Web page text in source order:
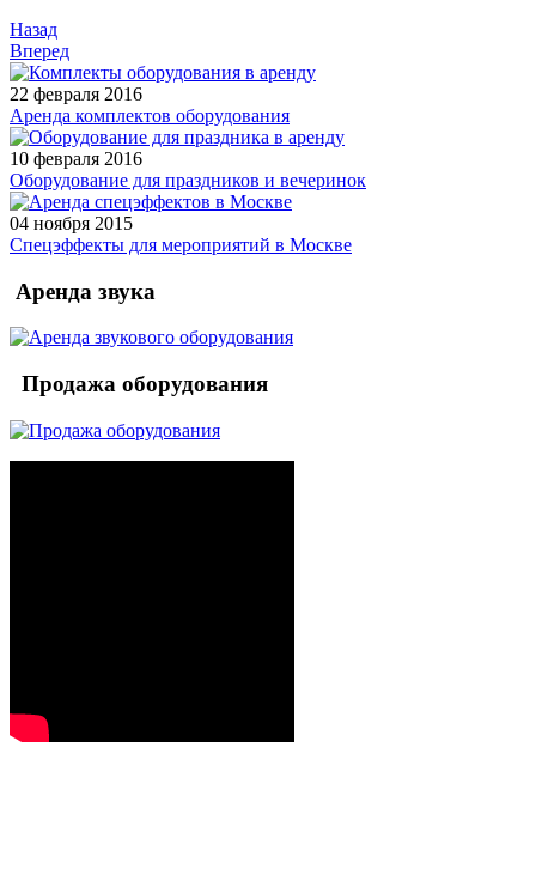
Назад
Вперед
22 февраля 2016
Аренда комплектов оборудования
10 февраля 2016
Оборудование для праздников и вечеринок
04 ноября 2015
Спецэффекты для мероприятий в Москве
Аренда звука
Продажа оборудования